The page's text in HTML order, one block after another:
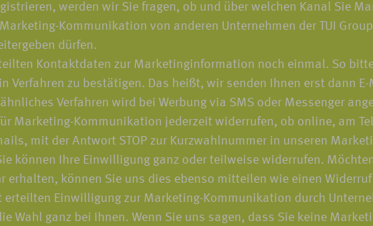
werden wir Sie fragen, ob und über welchen Kanal Sie
Kommunikation von anderen Unternehmen der TUI
dürfen.
Kontaktdaten zur Marketinginformation noch einmal. So
Verfahren zu bestätigen. Das heißt, wir senden Ihnen erst dann
Verfahren wird bei Werbung via SMS oder Messenger
Marketing-Kommunikation jederzeit widerrufen, ob online, am
mit der Antwort STOP zur Kurzwahlnummer in unseren
können Ihre Einwilligung ganz oder teilweise widerrufen.
erhalten, können Sie uns dies ebenso mitteilen wie einen
Einwilligung zur Marketing-Kommunikation durch
Wahl ganz bei Ihnen. Wenn Sie uns sagen, dass Sie keine